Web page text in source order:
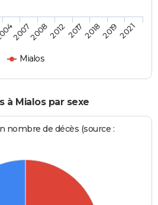
Mialos
2007200820122017201820192021
à Mialos par sexe
nombre de décès (source :